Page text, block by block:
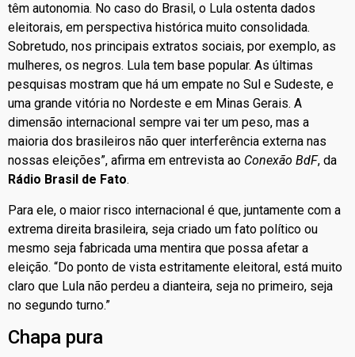
têm autonomia. No caso do Brasil, o Lula ostenta dados
eleitorais, em perspectiva histórica muito consolidada.
Sobretudo, nos principais extratos sociais, por exemplo, as
mulheres, os negros. Lula tem base popular. As últimas
pesquisas mostram que há um empate no Sul e Sudeste, e
uma grande vitória no Nordeste e em Minas Gerais. A
dimensão internacional sempre vai ter um peso, mas a
maioria dos brasileiros não quer interferência externa nas
nossas eleições”, afirma em entrevista ao Conexão BdF, da
Rádio Brasil de Fato.
Para ele, o maior risco internacional é que, juntamente com a
extrema direita brasileira, seja criado um fato político ou
mesmo seja fabricada uma mentira que possa afetar a
eleição. “Do ponto de vista estritamente eleitoral, está muito
claro que Lula não perdeu a dianteira, seja no primeiro, seja
no segundo turno.”
Chapa pura